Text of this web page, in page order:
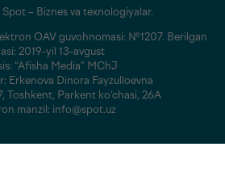
– Biznes va texnologiyalar.
OAV guvohnomasi: №1207. Berilgan
2019-yil 13-avgust
“Afisha Media” MChJ
Erkenova Dinora Fayzulloevna
Toshkent, Parkent ko‘chasi, 26A
manzil: info@spot.uz